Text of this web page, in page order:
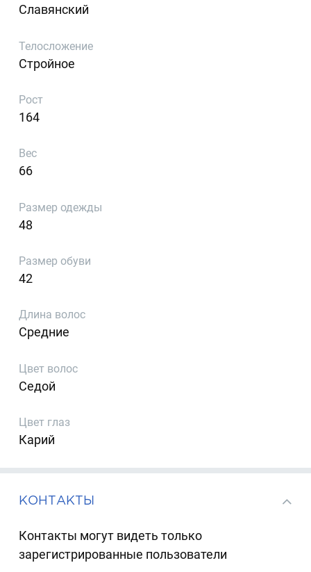
Славянский
Телосложение
Стройное
Рост
164
Вес
66
Размер одежды
48
Размер обуви
42
Длина волос
Средние
Цвет волос
Седой
Цвет глаз
Карий
КОНТАКТЫ
Контакты могут видеть только
зарегистрированные пользователи